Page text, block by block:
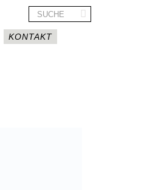
KONTAKT